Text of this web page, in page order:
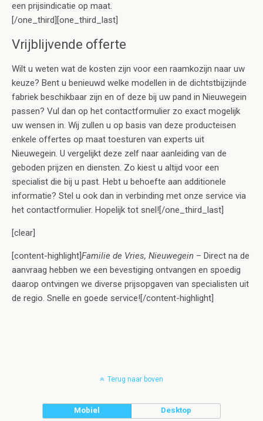
een prijsindicatie op maat.
[/one_third][one_third_last]
Vrijblijvende offerte
Wilt u weten wat de kosten zijn voor een raamkozijn naar uw
keuze? Bent u benieuwd welke modellen in de dichtstbijzijnde
fabriek beschikbaar zijn en of deze bij uw pand in Nieuwegein
passen? Vul dan op het contactformulier zo exact mogelijk
uw wensen in. Wij zullen u op basis van deze producteisen
enkele offertes op maat toesturen van experts uit
Nieuwegein. U vergelijkt deze zelf naar aanleiding van de
geboden prijzen en diensten. Zo kiest u altijd voor een
specialist die bij u past. Hebt u behoefte aan additionele
informatie? Stel u ook dan in verbinding met onze service via
het contactformulier. Hopelijk tot snel![/one_third_last]
[clear]
[content-highlight]Familie de Vries, Nieuwegein – Direct na de
aanvraag hebben we een bevestiging ontvangen en spoedig
daarop ontvingen we diverse prijsopgaven van specialisten uit
de regio. Snelle en goede service![/content-highlight]
Terug naar boven
Mobiel Desktop